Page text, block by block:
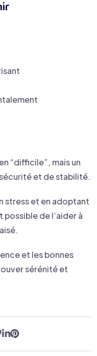
“difficile”, mais un
et de stabilité.
stress et en adoptant
de l’aider à
et les bonnes
sérénité et